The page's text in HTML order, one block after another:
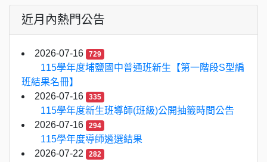
近月內熱門公告
2026-07-16 729
115學年度埔鹽國中普通班新生【第一階段S型編
班結果名冊】
2026-07-16
335
115學年度新生班導師(班級)公開抽籤時間公告
2026-07-16
294
115學年度導師遴選結果
2026-07-22
282